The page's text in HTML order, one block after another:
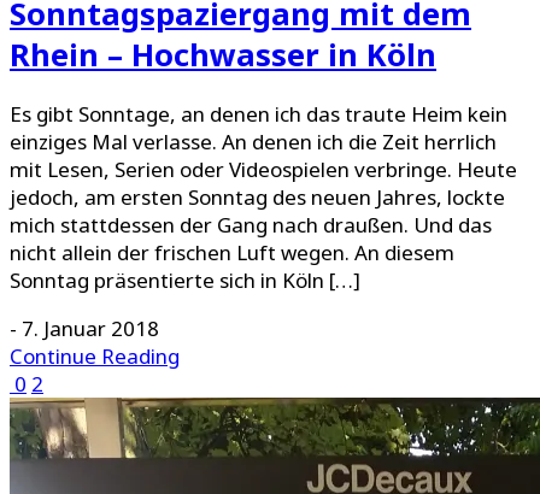
Sonntagspaziergang mit dem
Rhein – Hochwasser in Köln
Es gibt Sonntage, an denen ich das traute Heim kein
einziges Mal verlasse. An denen ich die Zeit herrlich
mit Lesen, Serien oder Videospielen verbringe. Heute
jedoch, am ersten Sonntag des neuen Jahres, lockte
mich stattdessen der Gang nach draußen. Und das
nicht allein der frischen Luft wegen. An diesem
Sonntag präsentierte sich in Köln […]
- 7. Januar 2018
Continue Reading
0 2